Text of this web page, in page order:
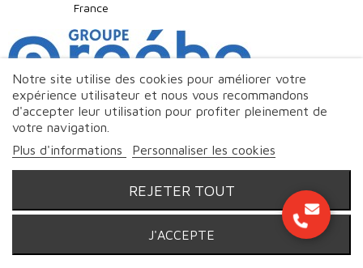
France
Notre site utilise des cookies pour améliorer votre
expérience utilisateur et nous vous recommandons
d'accepter leur utilisation pour profiter pleinement de
votre navigation.
Plus d'informations
Personnaliser les cookies
REJETER TOUT
J'ACCEPTE
© Markeo - 2026 | Tous droits réservés